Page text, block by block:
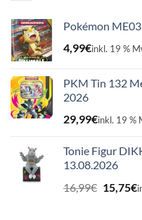
Pokémon
4,99€inkl. 19 %
PKM Tin 132
2026
29,99€inkl. 19 %
Tonie Figur
13.08.2026
16,99€
Preis
15,75€